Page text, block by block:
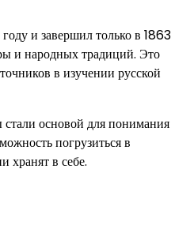
и завершил только в 1863
и народных традиций. Это
в изучении русской
стали основой для понимания
погрузиться в
хранят в себе.